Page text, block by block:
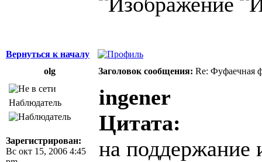
Вернуться к началу
olg
Заголовок сообщения: Re: Фуфаечная
Наблюдатель
Зарегистрирован:
Вс окт 15, 2006 4:45
ingener
Цитата:
на